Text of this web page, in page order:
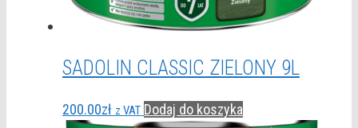
SADOLIN CLASSIC ZIELONY 9L
200.00zł z VAT Dodaj do koszyka